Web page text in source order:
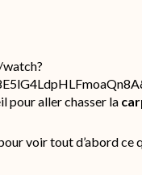
pour aller chasser la
voir tout d’abord ce